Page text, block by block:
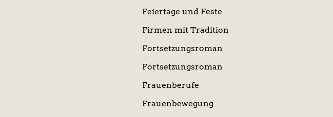
Feiertage und Feste
Firmen mit Tradition
Fortsetzungsroman
Fortsetzungsroman
Frauenberufe
Frauenbewegung